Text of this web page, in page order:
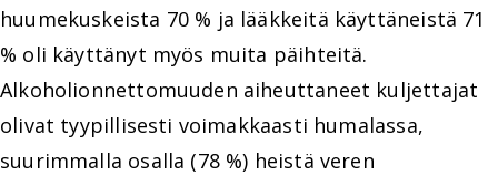
huumekuskeista 70 % ja lääkkeitä käyttäneistä 71
% oli käyttänyt myös muita päihteitä.
Alkoholionnettomuuden aiheuttaneet kuljettajat
olivat tyypillisesti voimakkaasti humalassa,
suurimmalla osalla (78 %) heistä veren